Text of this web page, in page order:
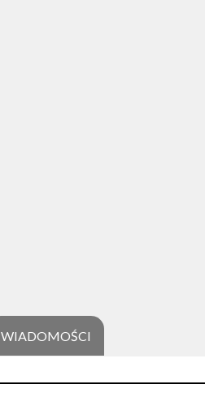
WIADOMOŚCI